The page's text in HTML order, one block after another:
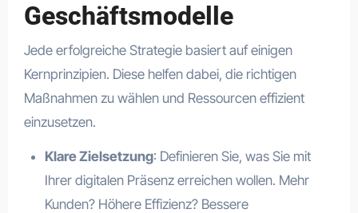
Geschäftsmodelle
Jede erfolgreiche Strategie basiert auf einigen
Kernprinzipien. Diese helfen dabei, die richtigen
Maßnahmen zu wählen und Ressourcen effizient
einzusetzen.
Klare Zielsetzung: Definieren Sie, was Sie mit
Ihrer digitalen Präsenz erreichen wollen. Mehr
Kunden? Höhere Effizienz? Bessere